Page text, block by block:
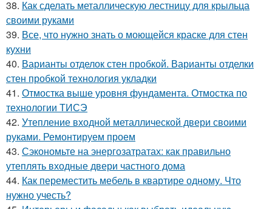
38. Как сделать металлическую лестницу для крыльца
своими руками
39. Все, что нужно знать о моющейся краске для стен
кухни
40. Варианты отделок стен пробкой. Варианты отделки
стен пробкой технология укладки
41. Отмостка выше уровня фундамента. Отмостка по
технологии ТИСЭ
42. Утепление входной металлической двери своими
руками. Ремонтируем проем
43. Сэкономьте на энергозатратах: как правильно
утеплять входные двери частного дома
44. Как переместить мебель в квартире одному. Что
нужно учесть?